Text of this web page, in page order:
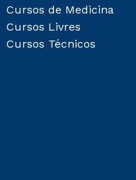
Cursos de Medicina
Cursos Livres
Cursos Técnicos